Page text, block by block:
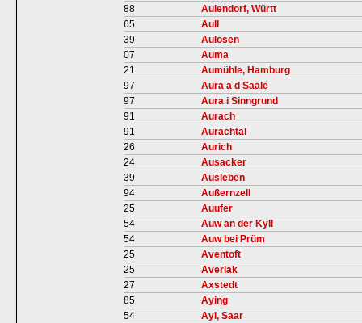
88
Aulendorf, Württ
65
Aull
39
Aulosen
07
Auma
21
Aumühle, Hamburg
97
Aura a d Saale
97
Aura i Sinngrund
91
Aurach
91
Aurachtal
26
Aurich
24
Ausacker
39
Ausleben
94
Außernzell
25
Auufer
54
Auw an der Kyll
54
Auw bei Prüm
25
Aventoft
25
Averlak
27
Axstedt
85
Aying
54
Ayl, Saar